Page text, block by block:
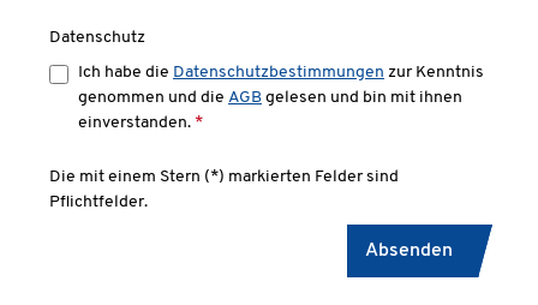
Datenschutz
Ich habe die Datenschutzbestimmungen zur Kenntnis
genommen und die AGB gelesen und bin mit ihnen
einverstanden. *
Die mit einem Stern (*) markierten Felder sind
Pflichtfelder.
Absenden